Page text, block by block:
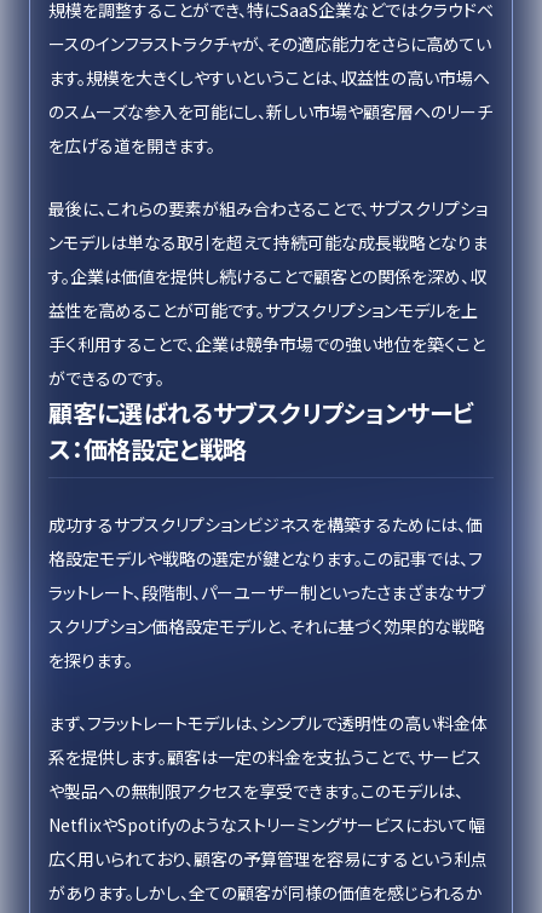
規模を調整することができ、特にSaaS企業などではクラウドベ
ースのインフラストラクチャが、その適応能力をさらに高めてい
ます。規模を大きくしやすいということは、収益性の高い市場へ
のスムーズな参入を可能にし、新しい市場や顧客層へのリーチ
を広げる道を開きます。
最後に、これらの要素が組み合わさることで、サブスクリプショ
ンモデルは単なる取引を超えて持続可能な成長戦略となりま
す。企業は価値を提供し続けることで顧客との関係を深め、収
益性を高めることが可能です。サブスクリプションモデルを上
手く利用することで、企業は競争市場での強い地位を築くこと
ができるのです。
顧客に選ばれるサブスクリプションサービ
ス：価格設定と戦略
成功するサブスクリプションビジネスを構築するためには、価
格設定モデルや戦略の選定が鍵となります。この記事では、フ
ラットレート、段階制、パーユーザー制といったさまざまなサブ
スクリプション価格設定モデルと、それに基づく効果的な戦略
を探ります。
まず、フラットレートモデルは、シンプルで透明性の高い料金体
系を提供します。顧客は一定の料金を支払うことで、サービス
や製品への無制限アクセスを享受できます。このモデルは、
NetflixやSpotifyのようなストリーミングサービスにおいて幅
広く用いられており、顧客の予算管理を容易にするという利点
があります。しかし、全ての顧客が同様の価値を感じられるか